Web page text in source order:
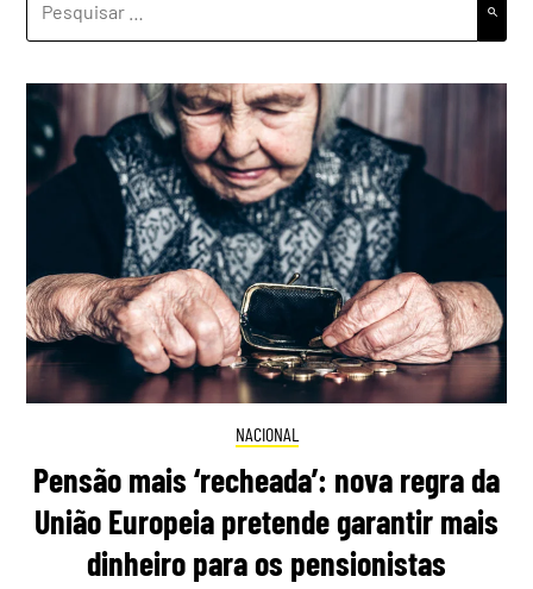
POR:
NACIONAL
Pensão mais ‘recheada’: nova regra da
União Europeia pretende garantir mais
dinheiro para os pensionistas